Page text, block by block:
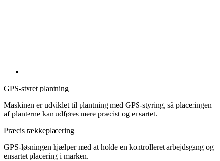
GPS-styret plantning
Maskinen er udviklet til plantning med GPS-styring, så placeringen
af planterne kan udføres mere præcist og ensartet.
Præcis rækkeplacering
GPS-løsningen hjælper med at holde en kontrolleret arbejdsgang og
ensartet placering i marken.